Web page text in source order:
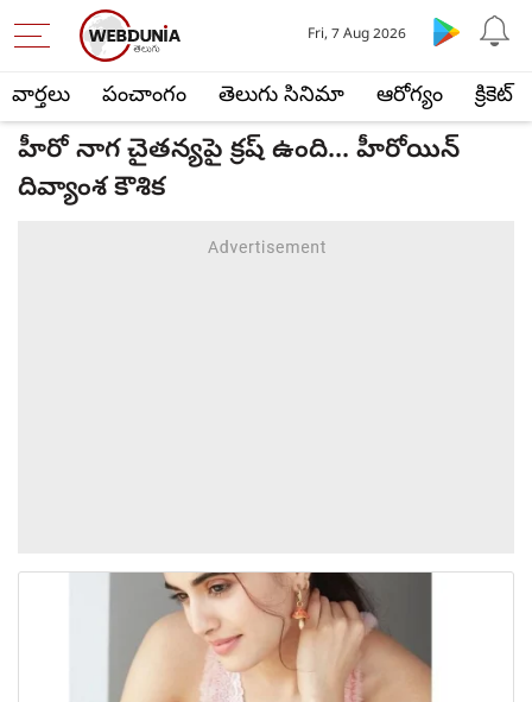
వార్తలు పంచాంగం తెలుగు సినిమా ఆరోగ్యం క్రికెట్
Fri, 7 Aug 2026
హీరో నాగ చైతన్యపై క్రష్ ఉంది... హీరోయిన్
దివ్యాంశ కౌశిక